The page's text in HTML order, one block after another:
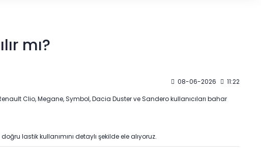
mı?
08-06-2026
11:22
Clio, Megane, Symbol, Dacia Duster ve Sandero kullanıcıları bahar
lastik kullanımını detaylı şekilde ele alıyoruz.